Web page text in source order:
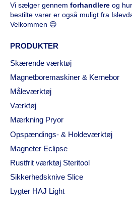
Vi sælger gennem forhandlere og
bestilte varer er også muligt fra
Velkommen 😊
PRODUKTER
Skærende værktøj
Magnetboremaskiner & Kernebor
Måleværktøj
Værktøj
Mærkning Pryor
Opspændings- & Holdeværktøj
Magneter Eclipse
Rustfrit værktøj Steritool
Sikkerhedsknive Slice
Lygter HAJ Light